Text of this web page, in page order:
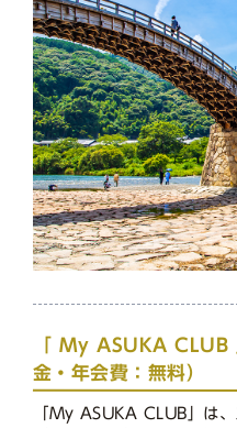
「 My ASUKA CLUB
金・年会費：無料）
「My ASUKA CLUB」は